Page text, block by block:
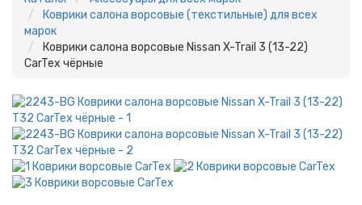
Коврики салона ворсовые (текстильные) для всех
марок
Коврики салона ворсовые Nissan X-Trail 3 (13-22)
CarTex чёрные